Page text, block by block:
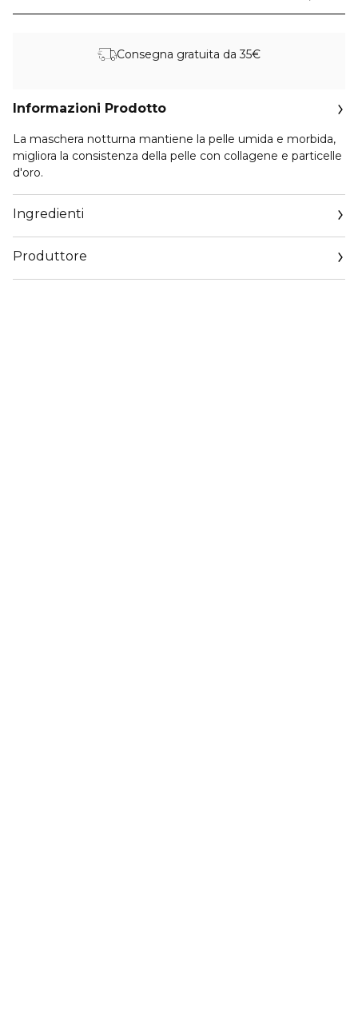
Consegna gratuita da 35€
Informazioni Prodotto
La maschera notturna mantiene la pelle umida e morbida,
migliora la consistenza della pelle con collagene e particelle
d'oro.
Ingredienti
Produttore